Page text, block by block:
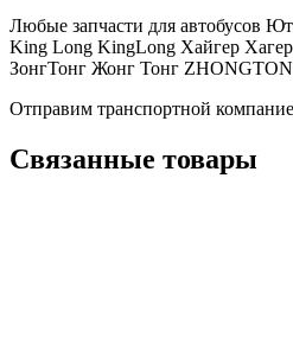
Любые запчасти для автобусов
King Long KingLong Хайгер
ЗонгТонг Жонг Тонг
Отправим транспортной
Связанные товары